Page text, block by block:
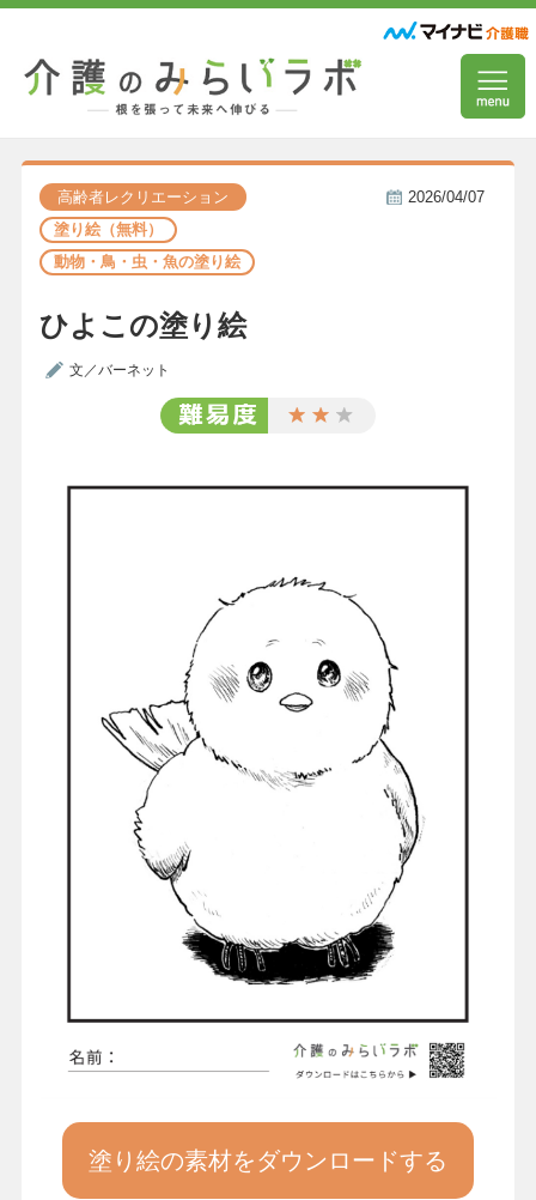
高齢者レクリエーション
塗り絵（無料）
動物・鳥・虫・魚の塗り絵
2026/04/07
ひよこの塗り絵
文／バーネット
塗り絵の素材をダウンロードする